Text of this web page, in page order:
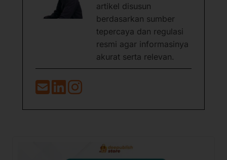
artikel disusun
berdasarkan sumber
tepercaya dan regulasi
resmi agar informasinya
akurat serta relevan.